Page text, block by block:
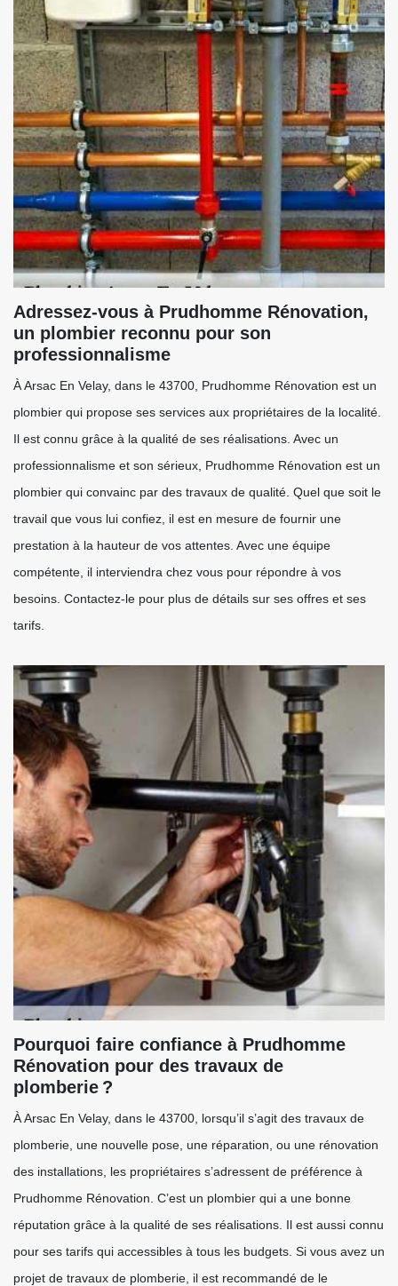
Adressez-vous à Prudhomme Rénovation,
un plombier reconnu pour son
professionnalisme
À Arsac En Velay, dans le 43700, Prudhomme Rénovation est un
plombier qui propose ses services aux propriétaires de la localité.
Il est connu grâce à la qualité de ses réalisations. Avec un
professionnalisme et son sérieux, Prudhomme Rénovation est un
plombier qui convainc par des travaux de qualité. Quel que soit le
travail que vous lui confiez, il est en mesure de fournir une
prestation à la hauteur de vos attentes. Avec une équipe
compétente, il interviendra chez vous pour répondre à vos
besoins. Contactez-le pour plus de détails sur ses offres et ses
tarifs.
Pourquoi faire confiance à Prudhomme
Rénovation pour des travaux de
plomberie ?
À Arsac En Velay, dans le 43700, lorsqu’il s’agit des travaux de
plomberie, une nouvelle pose, une réparation, ou une rénovation
des installations, les propriétaires s’adressent de préférence à
Prudhomme Rénovation. C’est un plombier qui a une bonne
réputation grâce à la qualité de ses réalisations. Il est aussi connu
pour ses tarifs qui accessibles à tous les budgets. Si vous avez un
projet de travaux de plomberie, il est recommandé de le